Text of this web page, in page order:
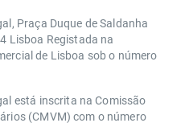
Praça Duque de Saldanha
Lisboa Registada na
de Lisboa sob o número
está inscrita na Comissão
(CMVM) com o número